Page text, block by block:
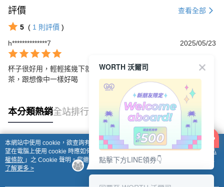
評價 查看全部
5 ( 1 則評價 )
h**************7
2025/05/23
杯子很好用，輕輕搖幾下就溶解了！初雲還蠻好喝的很像喝手搖奶
茶，跟想像中一樣好喝
本分類熱銷全站排行
熱門標籤
本網站中使用 cookie，欲查詢有關本網站使用 cookie 方式之詳情，及若您不希
望在電腦上使用 cookie 時應如何變更電腦的 cookie 設定，請參閱本網站「
隱私
權條款 」之 Cookie 聲明。您繼續使用本網站即表示您同意本公司得按本網站使
用條款之 Cookie 聲明使用 cookie。
了解更多 >
WORTH 沃爾司
點擊下方LINE領券👇